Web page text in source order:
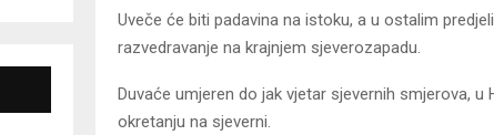
Uveče će biti padavina na istoku, a u ostalim
razvedravanje na krajnjem sjeverozapadu.
Duvaće umjeren do jak vjetar sjevernih smjerova, u
okretanju na sjeverni.